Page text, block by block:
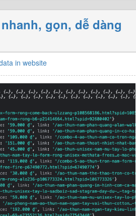
gọn, dễ dàng
in website